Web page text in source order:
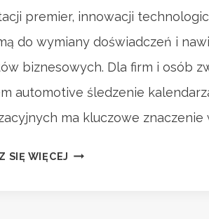
premier, innowacji
do wymiany doświadczeń i
biznesowych. Dla firm i osób
automotive śledzenie
ma kluczowe znaczenie
SIĘ WIĘCEJ PRZEWODNIK